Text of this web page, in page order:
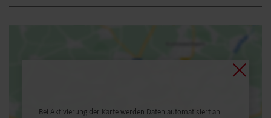
Bei Aktivierung der Karte werden Daten automatisiert an